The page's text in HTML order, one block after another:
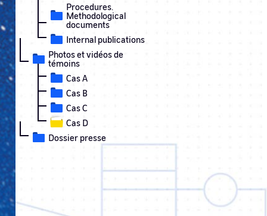
Procedures.
Methodological
documents
Internal publications
Photos et vidéos de
témoins
Cas A
Cas B
Cas C
Cas D
Dossier presse